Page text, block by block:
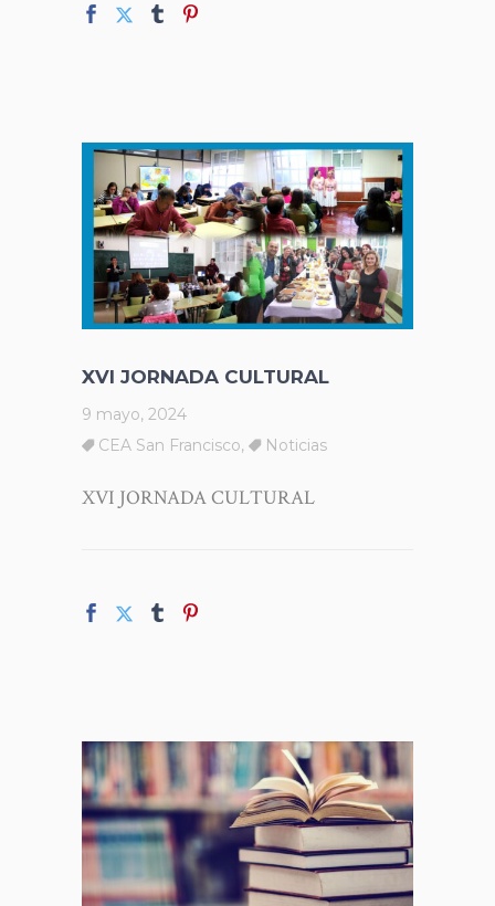
XVI JORNADA CULTURAL
9 mayo, 2024
CEA San Francisco, Noticias
XVI JORNADA CULTURAL